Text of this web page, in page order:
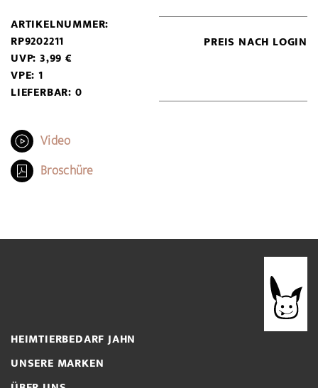
ARTIKELNUMMER:
RP9202211
UVP: 3,99 €
VPE: 1
LIEFERBAR: 0
PREIS NACH LOGIN
Video
Broschüre
HEIMTIERBEDARF JAHN
UNSERE MARKEN